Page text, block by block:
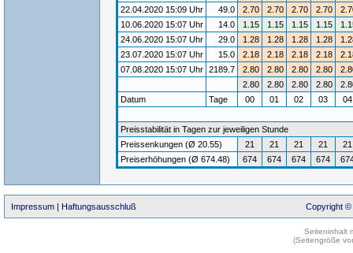
22.04.2020 15:09 Uhr
49.0 2.70 2.70 2.70 2.70
10.06.2020 15:07 Uhr
14.0 1.15 1.15 1.15 1.15
24.06.2020 15:07 Uhr
29.0 1.28 1.28 1.28 1.28
23.07.2020 15:07 Uhr
15.0 2.18 2.18 2.18 2.18
07.08.2020 15:07 Uhr 2189.7 2.80 2.80 2.80 2.80
2.80
2.80 2.80 2.80
Datum
Tage 00 01 02 03
Preisstabilität in Tagen zur jeweiligen Stunde
Preissenkungen (Ø 20.55)
21 21 21 21
21
Preiserhöhungen (Ø 674.48)
674 674 674 674
Impressum | Haftungsausschluß Copyright ©
Seiteninhalt
(Seitengröße